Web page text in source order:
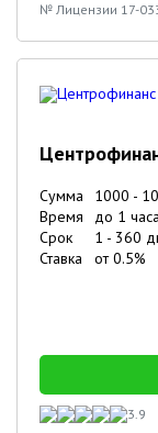
№ Лицензии 17-
Сумма 1000 -
Время
до 1 часа
Срок
1 - 360
Ставка
от0.5%
3.9